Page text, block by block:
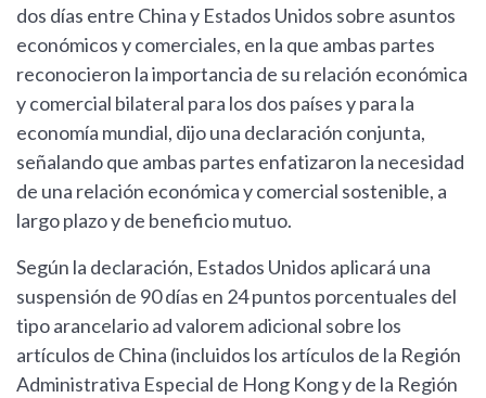
dos días entre China y Estados Unidos sobre asuntos
económicos y comerciales, en la que ambas partes
reconocieron la importancia de su relación económica
y comercial bilateral para los dos países y para la
economía mundial, dijo una declaración conjunta,
señalando que ambas partes enfatizaron la necesidad
de una relación económica y comercial sostenible, a
largo plazo y de beneficio mutuo.
Según la declaración, Estados Unidos aplicará una
suspensión de 90 días en 24 puntos porcentuales del
tipo arancelario ad valorem adicional sobre los
artículos de China (incluidos los artículos de la Región
Administrativa Especial de Hong Kong y de la Región